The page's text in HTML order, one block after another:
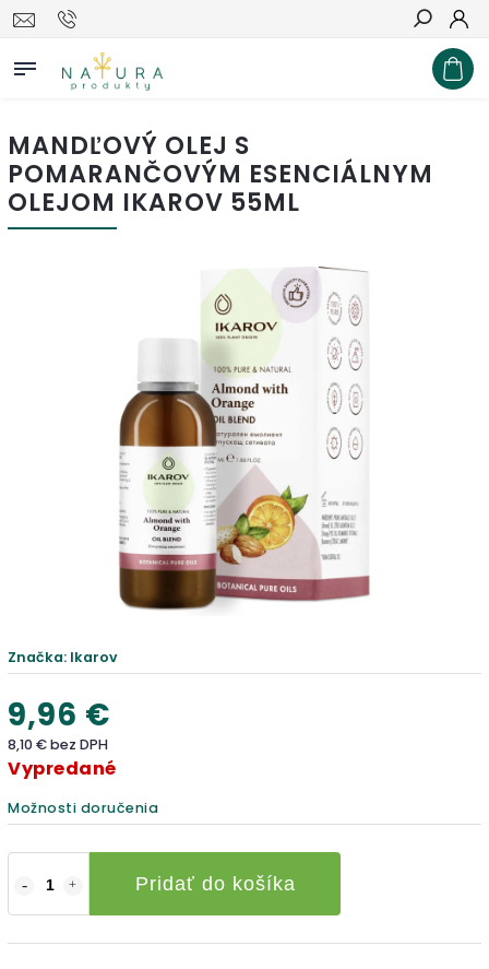
Hľadať
MANDĽOVÝ OLEJ S
POMARANČOVÝM ESENCIÁLNYM
OLEJOM IKAROV 55ML
Značka: Ikarov
9,96 €
8,10 € bez DPH
Vypredané
Možnosti doručenia
Pridať do košíka